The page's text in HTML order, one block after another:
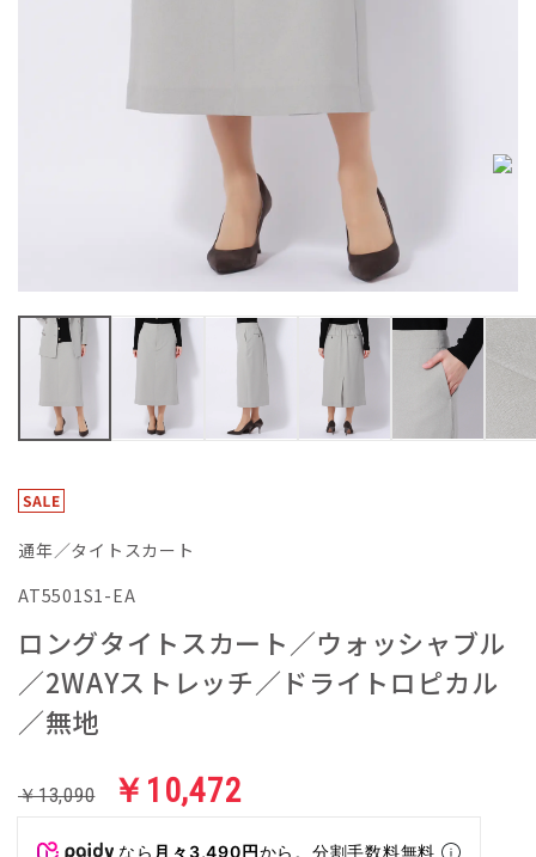
通年／タイトスカート
AT5501S1-EA
ロングタイトスカート／ウォッシャブル
／2WAYストレッチ／ドライトロピカル
／無地
￥13,090 ￥10,472
なら 月々3,490円から。分割手数料無料